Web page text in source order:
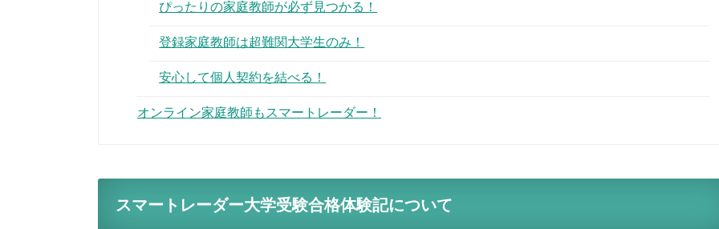
ぴったりの家庭教師が必ず見つかる！
登録家庭教師は超難関大学生のみ！
安心して個人契約を結べる！
オンライン家庭教師もスマートレーダー！
スマートレーダー大学受験合格体験記について